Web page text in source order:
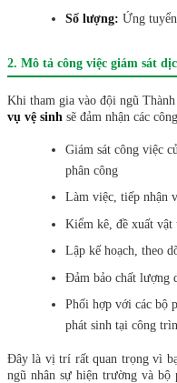
Số lượng: Ứng
2. Mô tả công việc giám sát
Khi tham gia vào đội ngũ
vụ vệ sinh sẽ đảm nhận các
Giám sát công việc
phân công
Làm việc, tiếp nhận
Kiểm kê, đề xuất
Lập kế hoạch, theo
Đảm bảo chất lượng
Phối hợp với các bộ
phát sinh tại công
Đây là vị trí rất quan trọng vì
ngũ nhân sự hiện trường và